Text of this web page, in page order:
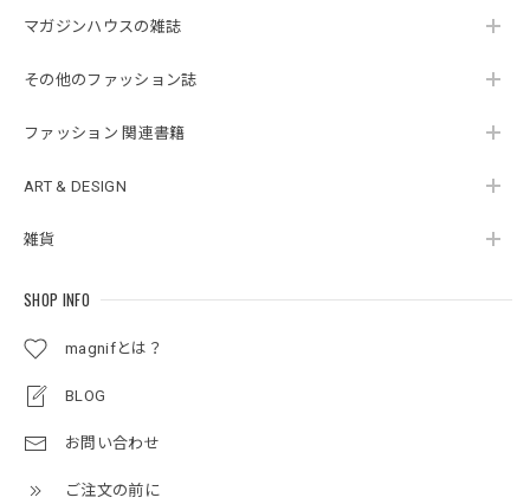
マガジンハウスの雑誌
その他のファッション誌
ファッション 関連書籍
ART & DESIGN
雑貨
SHOP INFO
magnifとは？
BLOG
お問い合わせ
ご注文の前に